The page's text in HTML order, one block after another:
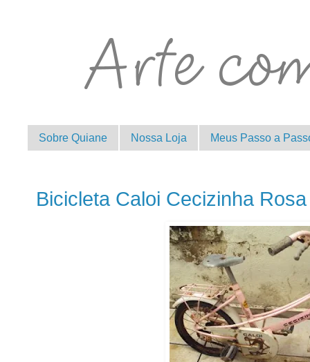
Sobre Quiane Nossa Loja Meus Passo a
Bicicleta Caloi Cecizinha Rosa